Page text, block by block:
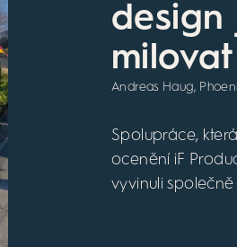
design
Andreas Haug,
Spolupráce,
ocenění iF
vyvinuli